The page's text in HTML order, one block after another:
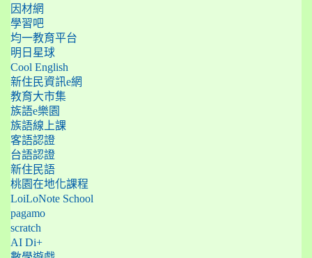
因材網
學習吧
均一教育平台
明日星球
Cool English
新住民資訊e網
教育大市集
族語e樂園
族語線上課
客語認證
台語認證
新住民語
桃園在地化課程
LoiLoNote School
pagamo
scratch
AI Di+